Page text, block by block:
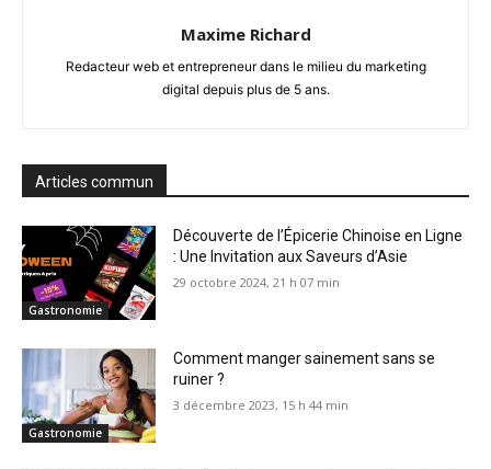
Maxime Richard
Redacteur web et entrepreneur dans le milieu du marketing
digital depuis plus de 5 ans.
Articles commun
Gastronomie
Découverte de l’Épicerie Chinoise en Ligne
: Une Invitation aux Saveurs d’Asie
29 octobre 2024, 21 h 07 min
Gastronomie
Comment manger sainement sans se
ruiner ?
3 décembre 2023, 15 h 44 min